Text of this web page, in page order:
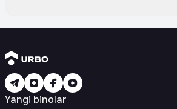
Yangi binolar